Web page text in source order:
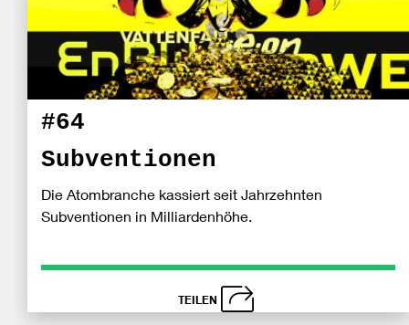
#64
Subventionen
Die Atombranche kassiert seit Jahrzehnten
Subventionen in Milliardenhöhe.
TEILEN